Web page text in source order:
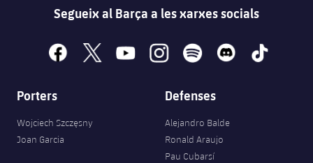
Segueix al Barça a les xarxes socials
facebook
x youtubeinstagramspotify discord tiktok
Porters
Wojciech Szczęsny
Joan Garcia
Defenses
Alejandro Balde
Ronald Araujo
Pau Cubarsí